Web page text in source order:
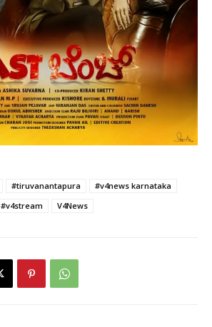
#tiruvanantapura
#v4news karnataka
#v4stream V4News